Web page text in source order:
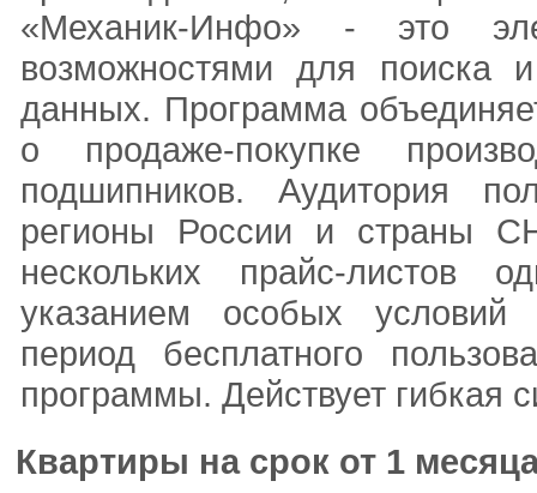
«Механик-Инфо» - это
возможностями для поиска
данных. Программа
о продаже-покупке
подшипников. Аудитория
регионы России и страны
нескольких прайс-листов
указанием особых условий
период бесплатного
программы. Действует гибкая
Квартиры на срок от 1